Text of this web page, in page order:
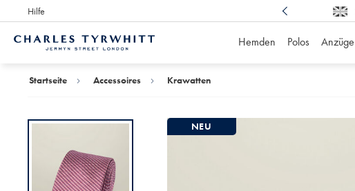
Hilfe
Preisgekrönter Kundenservice,
Hemden Polos Anzüge
Startseite Accessoires Krawatten
NEU